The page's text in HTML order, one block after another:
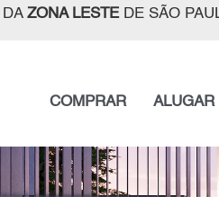
ZONA LESTEDE SÃO
COMPRAR ALUGAR